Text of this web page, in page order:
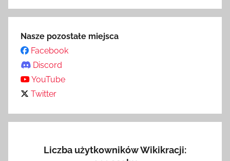
Nasze pozostałe miejsca
Facebook
Discord
YouTube
Twitter
Liczba użytkowników Wikikracji: